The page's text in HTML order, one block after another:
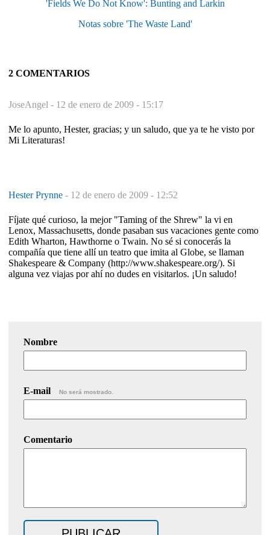
'Fields We Do Not Know': Bunting and Larkin
Notas sobre 'The Waste Land'
2 COMENTARIOS
JoseAngel - 12 de enero de 2009 - 15:17
Me lo apunto, Hester, gracias; y un saludo, que ya te he visto por
Mi Literaturas!
Hester Prynne - 12 de enero de 2009 - 12:52
Fíjate qué curioso, la mejor "Taming of the Shrew" la vi en
Lenox, Massachusetts, donde pasaban sus vacaciones gente como
Edith Wharton, Hawthorne o Twain. No sé si conocerás la
compañía que tiene allí un teatro que imita al Globe, se llaman
Shakespeare & Company (http://www.shakespeare.org/). Si
alguna vez viajas por ahí no dudes en visitarlos. ¡Un saludo!
Nombre
E-mail No será mostrado.
Comentario